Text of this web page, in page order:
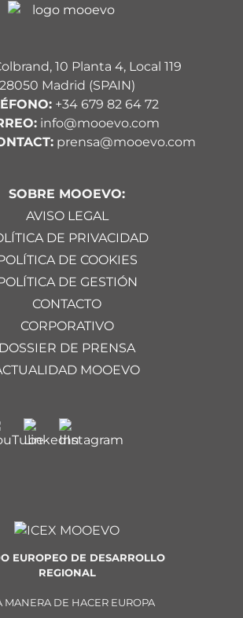
10 Planta 4, Local 119
28050 Madrid (SPAIN)
+34 679 82 64 72
info@mooevo.com
prensa@mooevo.com
SOBRE MOOEVO:
AVISO LEGAL
DE PRIVACIDAD
DE COOKIES
DE GESTIÓN
CONTACTO
CORPORATIVO
DOSSIER DE PRENSA
MOOEVO
EUROPEO DE DESARROLLO
REGIONAL
MANERA DE HACER EUROPA